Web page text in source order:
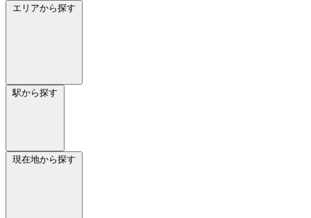
エリアから探す
駅から探す
現在地から探す